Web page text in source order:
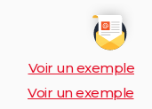
Voir un exemple
Voir un exemple